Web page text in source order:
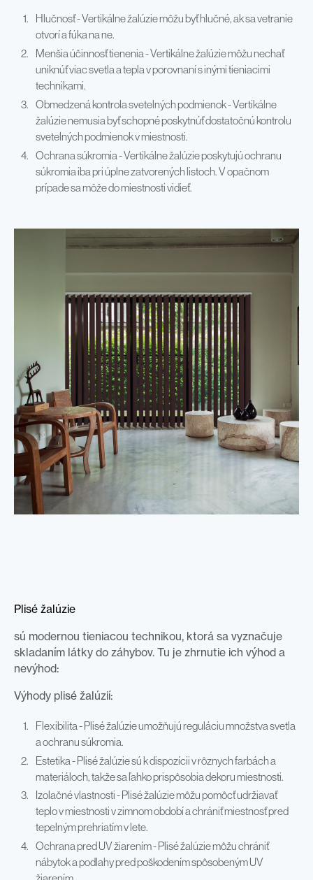
Hlučnosť - Vertikálne žalúzie môžu byť hlučné, ak sa vetranie
otvorí a fúka na ne.
Menšia účinnosť tienenia - Vertikálne žalúzie môžu nechať
uniknúť viac svetla a tepla v porovnaní s inými tieniacimi
technikami.
Obmedzená kontrola svetelných podmienok - Vertikálne
žalúzie nemusia byť schopné poskytnúť dostatočnú kontrolu
svetelných podmienok v miestnosti.
Ochrana súkromia - Vertikálne žalúzie poskytujú ochranu
súkromia iba pri úplne zatvorených listoch. V opačnom
prípade sa môže do miestnosti vidieť.
Plisé žalúzie
sú modernou tieniacou technikou, ktorá sa vyznačuje
skladaním látky do záhybov. Tu je zhrnutie ich výhod a
nevýhod:
Výhody plisé žalúzií:
Flexibilita - Plisé žalúzie umožňujú reguláciu množstva svetla
a ochranu súkromia.
Estetika - Plisé žalúzie sú k dispozícii v rôznych farbách a
materiáloch, takže sa ľahko prispôsobia dekoru miestnosti.
Izolačné vlastnosti - Plisé žalúzie môžu pomôcť udržiavať
teplo v miestnosti v zimnom období a chrániť miestnosť pred
tepelným prehriatím v lete.
Ochrana pred UV žiarením - Plisé žalúzie môžu chrániť
nábytok a podlahy pred poškodením spôsobeným UV